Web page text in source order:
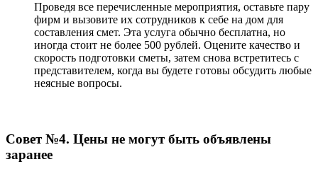
Проведя все перечисленные мероприятия, оставьте пару
фирм и вызовите их сотрудников к себе на дом для
составления смет. Эта услуга обычно бесплатна, но
иногда стоит не более 500 рублей. Оцените качество и
скорость подготовки сметы, затем снова встретитесь с
представителем, когда вы будете готовы обсудить любые
неясные вопросы.
Совет №4. Цены не могут быть объявлены
заранее